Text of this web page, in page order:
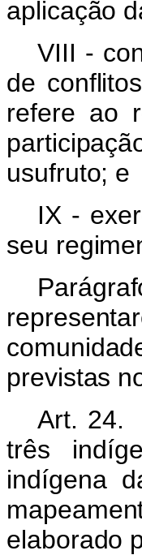
aplicação
VIII -
de
refere ao
usufruto; e
IX -
seu
previstas
Art. 24.
três
indígena
elaborado